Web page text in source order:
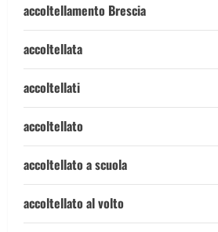
accoltellamento Brescia
accoltellata
accoltellati
accoltellato
accoltellato a scuola
accoltellato al volto